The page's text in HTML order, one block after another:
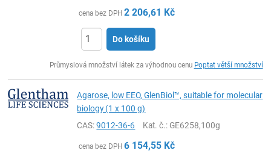
cena bez DPH 2 206,61 Kč
Do košíku
Průmyslová množství látek za výhodnou cenu Poptat větší množství
Agarose, low EEO, GlenBiol™, suitable for molecular
biology (1 x 100 g)
CAS:9012-36-6 Kat. č.: GE6258,100g
cena bez DPH 6 154,55 Kč